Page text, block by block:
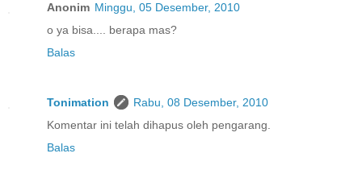
Anonim Minggu, 05 Desember, 2010
o ya bisa.... berapa mas?
Balas
Tonimation
Rabu, 08 Desember, 2010
Komentar ini telah dihapus oleh pengarang.
Balas